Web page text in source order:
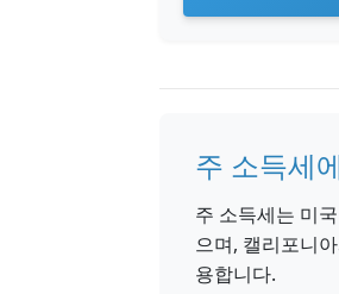
주 소득세
주 소득세는 미
으며, 캘리포니
용합니다.